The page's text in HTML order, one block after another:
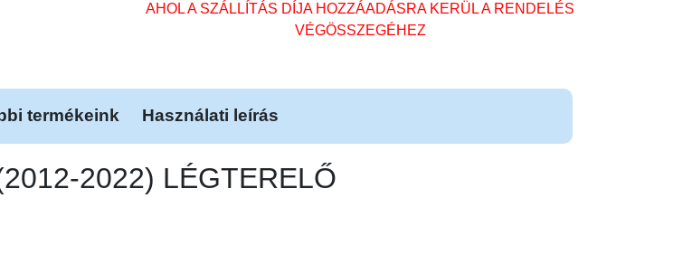
AHOL A SZÁLLÍTÁS DÍJA HOZZÁADÁSRA KERÜL A RENDELÉS
VÉGÖSSZEGÉHEZ
termékeink Használati leírás
2022) LÉGTERELŐ